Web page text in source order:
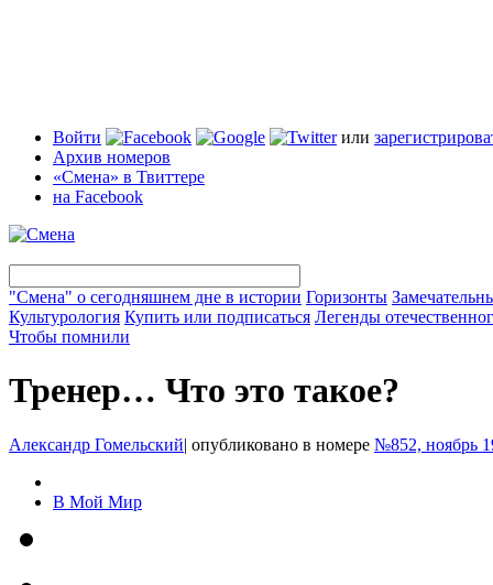
Войти или
Архив номеров
«Смена» в Твиттере
на Facebook
"Смена" о сегодняшнем дне в истории Горизонты
Культурология Купить или подписаться Легенды
Чтобы помнили
Тренер… Что это такое?
Александр Гомельский| опубликовано в номере №852, ноябрь
В Мой Мир